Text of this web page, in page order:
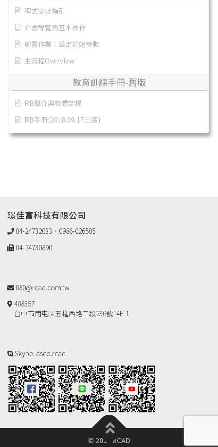
程式安裝指引
介面導覽與基本操作
前置作業：設定初始參數
主流程Overview
教育訓練手冊-舊版
RB簡介與軟體架構
RB手冊(2018.09.17三版)
璟佳富科技有限公司
04-24732033、0986-026505
04-24730890
080@rcad.com.tw
408357
台中市南屯區五權西路二段236號14F-1
Skype: asco.rcad
© 2018 RCAD